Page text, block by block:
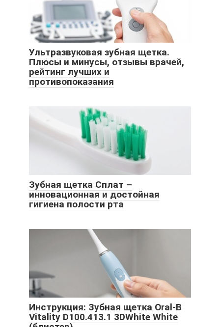
Ультразвуковая зубная щетка.
Плюсы и минусы, отзывы врачей,
рейтинг лучших и
противопоказания
Зубная щетка Сплат –
инновационная и достойная
гигиена полости рта
Инструкция: Зубная щетка Oral-B
Vitality D100.413.1 3DWhite White